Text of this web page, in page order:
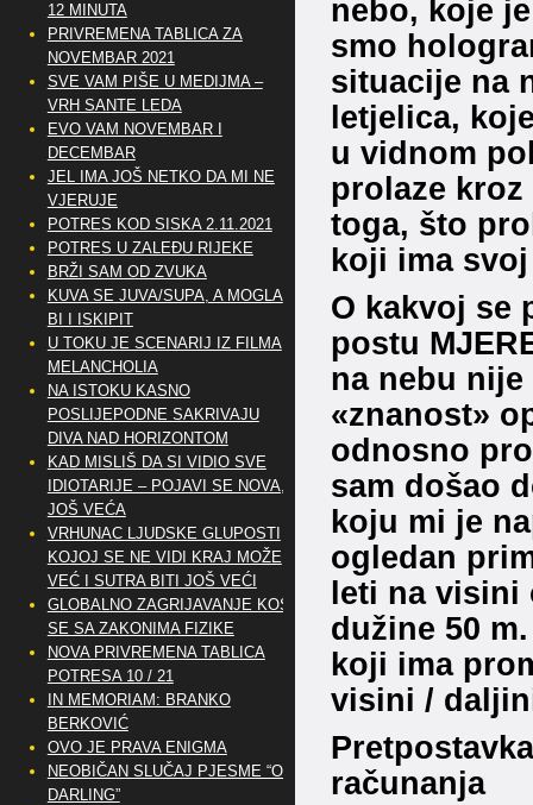
nebo, koje
smo
situacije na
letjelica,
u vidnom
prolaze
toga, što
koji ima
O kakvoj se
postu
na nebu
«znanost»
odnosno
sam došao
koju mi je
ogledan
leti na visini
dužine 50
koji ima
visini /
računanja
12 MINUTA
PRIVREMENA TABLICA ZA
NOVEMBAR 2021
SVE VAM PIŠE U MEDIJMA –
VRH SANTE LEDA
EVO VAM NOVEMBAR I
DECEMBAR
JEL IMA JOŠ NETKO DA MI NE
VJERUJE
POTRES KOD SISKA 2.11.2021
POTRES U ZALEĐU RIJEKE
BRŽI SAM OD ZVUKA
KUVA SE JUVA/SUPA, A MOGLA
BI I ISKIPIT
U TOKU JE SCENARIJ IZ FILMA
MELANCHOLIA
NA ISTOKU KASNO
POSLIJEPODNE SAKRIVAJU
DIVA NAD HORIZONTOM
KAD MISLIŠ DA SI VIDIO SVE
IDIOTARIJE – POJAVI SE NOVA,..
JOŠ VEĆA
VRHUNAC LJUDSKE GLUPOSTI
KOJOJ SE NE VIDI KRAJ MOŽE
VEĆ I SUTRA BITI JOŠ VEĆI
GLOBALNO ZAGRIJAVANJE KOSI
SE SA ZAKONIMA FIZIKE
NOVA PRIVREMENA TABLICA
POTRESA 10 / 21
IN MEMORIAM: BRANKO
BERKOVIĆ
OVO JE PRAVA ENIGMA
NEOBIČAN SLUČAJ PJESME “OH
DARLING”